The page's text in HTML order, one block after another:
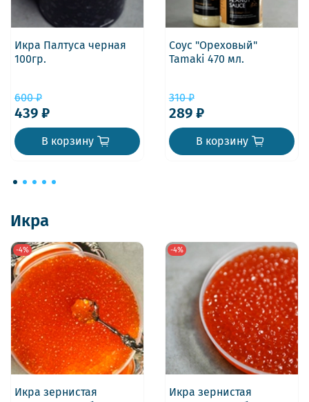
Икра Палтуса черная
100гр.
600 ₽
439 ₽
В корзину
Соус "Ореховый"
Tamaki 470 мл.
310 ₽
289 ₽
В корзину
Икра
-4%
Икра зернистая
-4%
Икра зернистая